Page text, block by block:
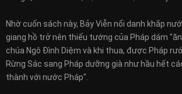
Nhờ cuốn sách này, Bảy Viễn nổi danh khắp
giang hồ trở nên thiếu tướng của Pháp dám
chúa Ngô Ðình Diệm và khi thua, được Pháp
Rừng Sác sang Pháp dưỡng già như hầu hết
thành với nước Pháp".